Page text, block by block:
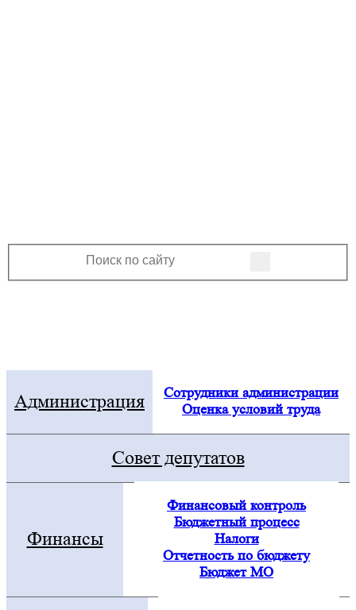
Администрация
Сотрудники администрации
Оценка условий труда
Совет депутатов
Финансы
Финансовый контроль
Бюджетный процесс
Налоги
Отчетность по бюджету
Бюджет МО